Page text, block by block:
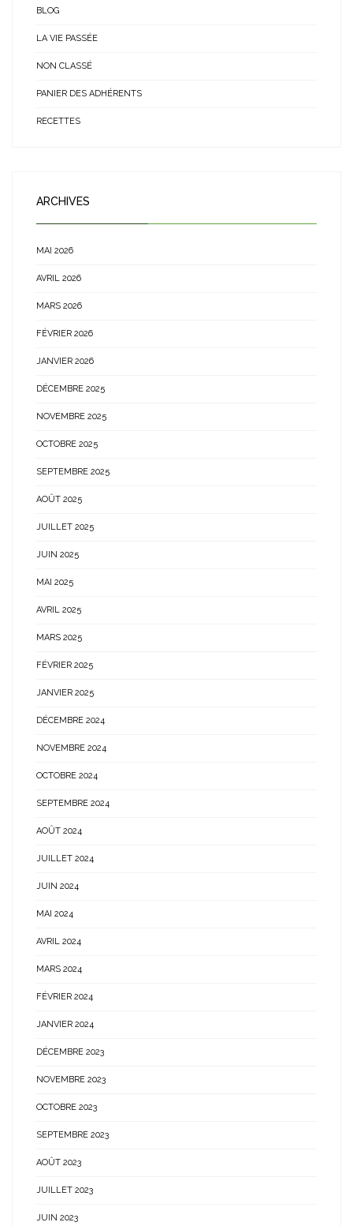
BLOG
LA VIE PASSÉE
NON CLASSÉ
PANIER DES ADHÉRENTS
RECETTES
ARCHIVES
MAI 2026
AVRIL 2026
MARS 2026
FÉVRIER 2026
JANVIER 2026
DÉCEMBRE 2025
NOVEMBRE 2025
OCTOBRE 2025
SEPTEMBRE 2025
AOÛT 2025
JUILLET 2025
JUIN 2025
MAI 2025
AVRIL 2025
MARS 2025
FÉVRIER 2025
JANVIER 2025
DÉCEMBRE 2024
NOVEMBRE 2024
OCTOBRE 2024
SEPTEMBRE 2024
AOÛT 2024
JUILLET 2024
JUIN 2024
MAI 2024
AVRIL 2024
MARS 2024
FÉVRIER 2024
JANVIER 2024
DÉCEMBRE 2023
NOVEMBRE 2023
OCTOBRE 2023
SEPTEMBRE 2023
AOÛT 2023
JUILLET 2023
JUIN 2023